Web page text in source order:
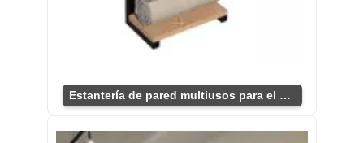
Estantería de pared multiusos para el hogar